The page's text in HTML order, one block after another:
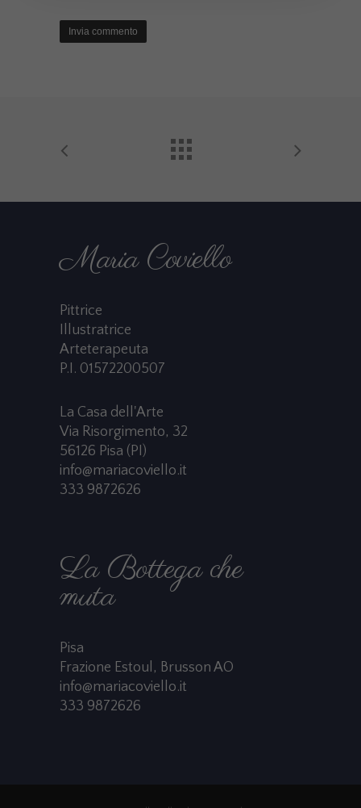
Maria Coviello
Pittrice
Illustratrice
Arteterapeuta
P.I. 01572200507
La Casa dell'Arte
Via Risorgimento, 32
56126 Pisa (PI)
info@mariacoviello.it
333 9872626
La Bottega che
muta
Pisa
Frazione Estoul, Brusson AO
info@mariacoviello.it
333 9872626